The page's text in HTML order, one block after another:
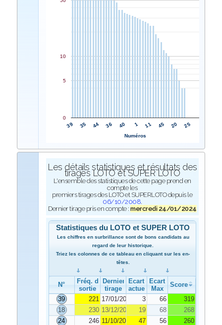
39 35 44 36 40 1 11 45 20 25
0
5
10
Numéros
Les détails statistiques et résultats des
tirages LOTO et SUPER LOTO
L'ensemble des statistiques de cette page prend en
compte les
premiers tirages des LOTO et SUPERLOTO depuis le
06/10/2008.
Dernier tirage pris en compte :mercredi 24/01/2024
Statistiques du LOTO et SUPER LOTO
Les chiffres en surbrillance sont de bons candidats au
regard de leur historique.
Triez les colonnes de ce tableau en cliquant sur les en-
têtes.
N°
Fréq. de
sortie
Dernier
tirage
Ecart
actuel
Ecart
Max
Score
39
221 17/01/2024 3 66
319
18
230 13/12/2023 19 68
268
24
246 11/10/2023 47 56
260